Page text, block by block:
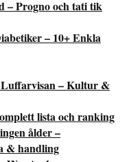
– Progno och tati tik
– 10+ Enkla
– Kultur &
lista och ranking
ålder –
& handling